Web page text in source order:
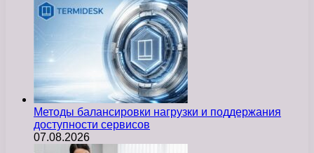
Методы балансировки нагрузки и поддержания
доступности сервисов
07.08.2026